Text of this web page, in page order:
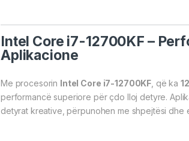
Intel Core i7-12700KF –
Aplikacione
Me procesorin Intel Core i7-12700KF, që ka
performancë superiore për çdo lloj detyre.
detyrat kreative, përpunohen me shpejtësi dhe